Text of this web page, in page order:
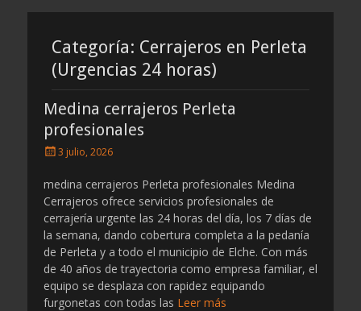
por
por
Categoría: Cerrajeros en Perleta
(Urgencias 24 horas)
Medina cerrajeros Perleta
profesionales
Publicado
3 julio, 2026
medina cerrajeros Perleta profesionales Medina
Cerrajeros ofrece servicios profesionales de
cerrajería urgente las 24 horas del día, los 7 días de
la semana, dando cobertura completa a la pedanía
de Perleta y a todo el municipio de Elche. Con más
de 40 años de trayectoria como empresa familiar, el
equipo se desplaza con rapidez equipando
furgonetas con todas las Leer más